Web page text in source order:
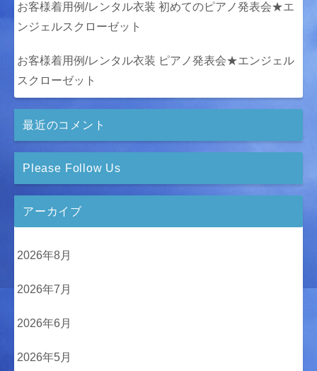
お客様着用例/レンタル衣装 初めてのピアノ発表会★エ
ンジェルスクローゼット
お客様着用例/レンタル衣装 ピアノ発表会★エンジェル
スクローゼット
最近のコメント
Please Follow Us
アーカイブ
2026年8月
2026年7月
2026年6月
2026年5月